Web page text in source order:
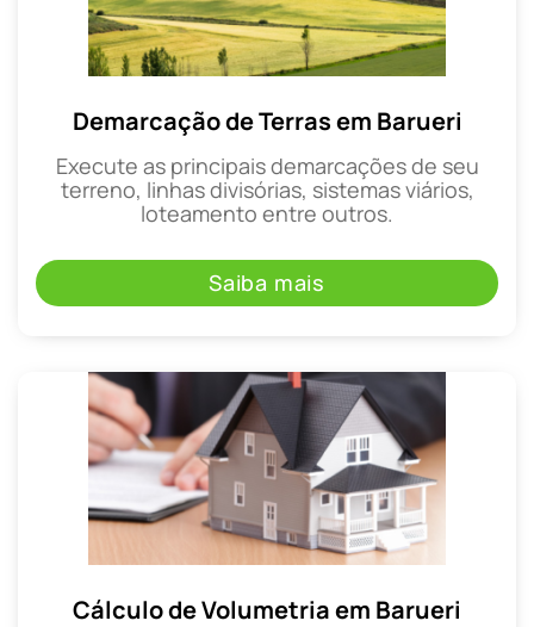
Demarcação de Terras em Barueri
Execute as principais demarcações de seu
terreno, linhas divisórias, sistemas viários,
loteamento entre outros.
Saiba mais
Cálculo de Volumetria em Barueri